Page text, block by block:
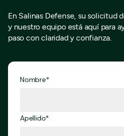
En Salinas Defense, su solicitud
y nuestro equipo está aquí para
paso con claridad y confianza.
Nombre*
Apellido*